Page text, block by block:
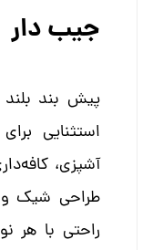
جیب دار
پیش بند
استثنایی
آشپزی،
طراحی شیک
راحتی با هر